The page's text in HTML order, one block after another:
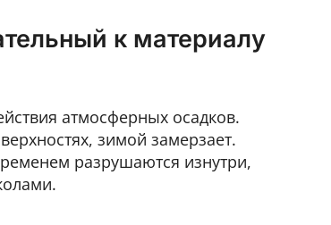
к материалу
атмосферных осадков.
зимой замерзает.
разрушаются изнутри,